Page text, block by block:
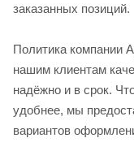
заказанных позиций.
Политика компании
нашим клиентам
надёжно и в срок.
удобнее, мы
вариантов